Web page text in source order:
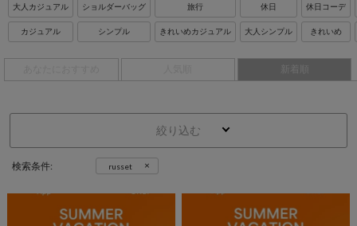
大人カジュアル
カジュアル
ショルダーバッグ
シンプル
旅行
きれいめカジュアル
休日
大人シンプル
休日コーデ
きれいめ
絞り込む
検索条件: russet ×